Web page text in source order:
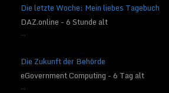
Die letzte Woche: Mein liebes Tagebuch
DAZ.online - 6 Stunde alt
...
Die Zukunft der Behörde
eGovernment Computing - 6 Tag alt
...